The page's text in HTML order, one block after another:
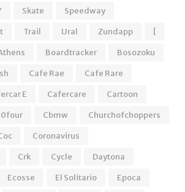
Skate
Speedway
Trail Ural Zundapp
[
Boardtracker
Bosozoku
Cafe Rae
Cafe Rare
E Cafercare
Cartoon
Cbmw
Churchofchoppers
Coronavirus
Crk Cycle
Daytona
Ecosse El Solitario
Epoca